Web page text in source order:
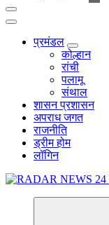
प्रमंडल
कोल्हान
रांची
पलामू
संथाल
शासन प्रशासन
अपराध जगत
राजनीति
ड्रीम होम
लॉगिन